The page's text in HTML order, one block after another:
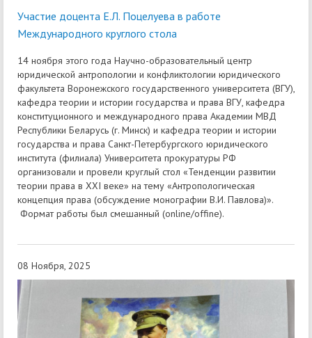
Участие доцента Е.Л. Поцелуева в работе
Международного круглого стола
14 ноября этого года Научно-образовательный центр
юридической антропологии и конфликтологии юридического
факультета Воронежского государственного университета (ВГУ),
кафедра теории и истории государства и права ВГУ, кафедра
конституционного и международного права Академии МВД
Республики Беларусь (г. Минск) и кафедра теории и истории
государства и права Санкт-Петербургского юридического
института (филиала) Университета прокуратуры РФ
организовали и провели круглый стол «Тенденции развитии
теории права в XXI веке» на тему «Антропологическая
концепция права (обсуждение монографии В.И. Павлова)».
Формат работы был смешанный (online/offine).
08 Ноября, 2025